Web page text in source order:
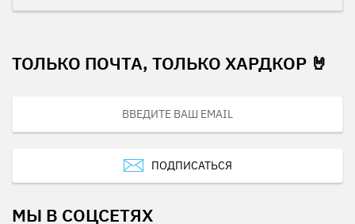
ТОЛЬКО ПОЧТА, ТОЛЬКО ХАРДКОР 🤘
ПОДПИСАТЬСЯ
МЫ В СОЦСЕТЯХ